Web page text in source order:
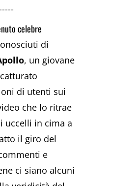
celebre
di
, un giovane
di utenti sui
che lo ritrae
uccelli in cima a
il giro del
e
ci siano alcuni